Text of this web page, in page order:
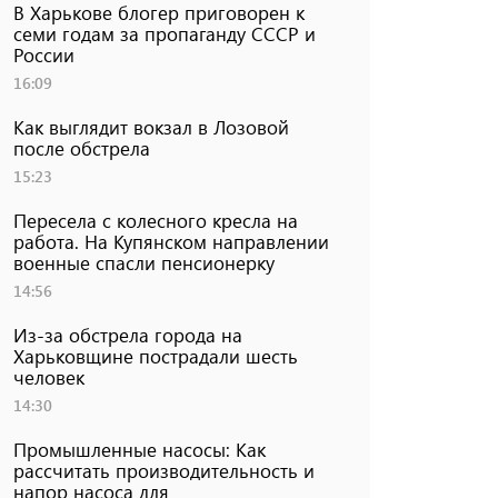
В Харькове блогер приговорен к
семи годам за пропаганду СССР и
России
16:09
Как выглядит вокзал в Лозовой
после обстрела
15:23
Пересела с колесного кресла на
работа. На Купянском направлении
военные спасли пенсионерку
14:56
Из-за обстрела города на
Харьковщине пострадали шесть
человек
14:30
Промышленные насосы: Как
рассчитать производительность и
напор насоса для